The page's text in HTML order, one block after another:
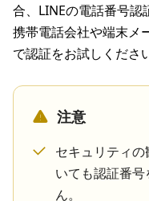
合、LINEの電話番号認
携帯電話会社や端末メ
で認証をお試しください
注意
セキュリティ
いても認証番
ん。